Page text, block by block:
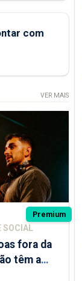
com
VER MAIS
Premium
SOCIAL
fora da
têm a